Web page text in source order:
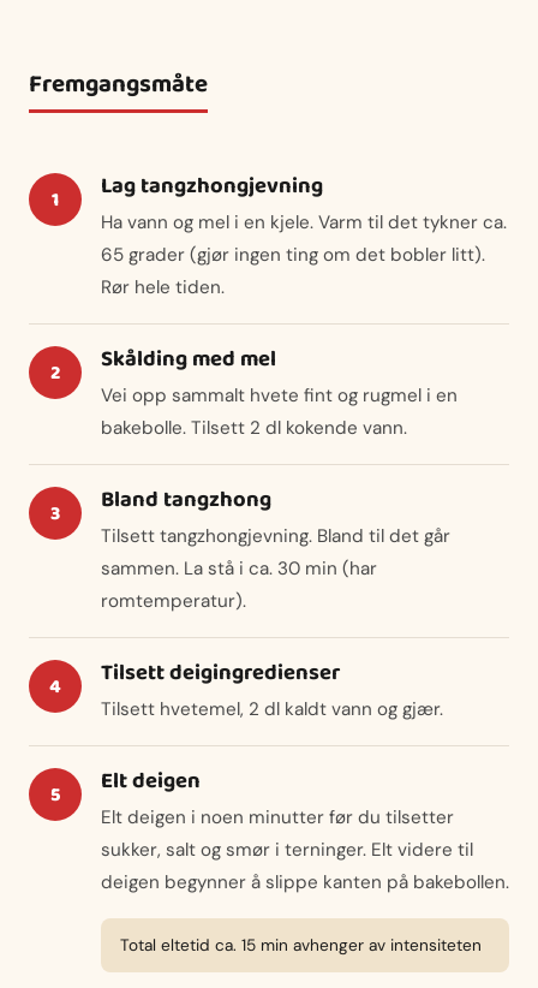
Fremgangsmåte
Lag tangzhongjevning
Ha vann og mel i en kjele. Varm til det tykner ca.
65 grader (gjør ingen ting om det bobler litt).
Rør hele tiden.
Skålding med mel
Vei opp sammalt hvete fint og rugmel i en
bakebolle. Tilsett 2 dl kokende vann.
Bland tangzhong
Tilsett tangzhongjevning. Bland til det går
sammen. La stå i ca. 30 min (har
romtemperatur).
Tilsett deigingredienser
Tilsett hvetemel, 2 dl kaldt vann og gjær.
Elt deigen
Elt deigen i noen minutter før du tilsetter
sukker, salt og smør i terninger. Elt videre til
deigen begynner å slippe kanten på bakebollen.
Total eltetid ca. 15 min avhenger av intensiteten